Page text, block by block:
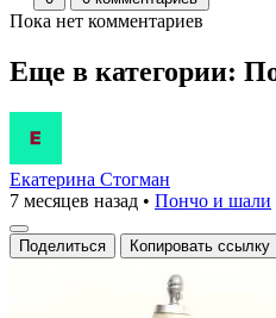
Пока нет комментариев
Еще в категории:
Екатерина Стогман
7 месяцев назад • Пончо и шали
Поделиться Копировать ссылку